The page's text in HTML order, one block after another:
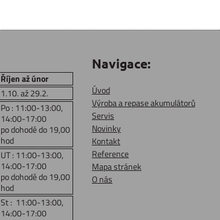
Říjen až únor
1.10. až 29.2.
Po : 11:00-13:00,
14:00-17:00
po dohodě do 19,00
hod
UT : 11:00-13:00,
14:00-17:00
po dohodě do 19,00
hod
St : 11:00-13:00,
14:00-17:00
Navigace:
Úvod
Výroba a repase akumulátorů
Servis
Novinky
Kontakt
Reference
Mapa stránek
O nás